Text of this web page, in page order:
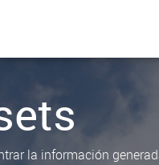
la información